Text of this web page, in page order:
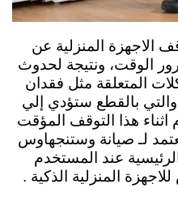
الاجهزة المنزلية عن
الوقت، ونتيجة لحدوث
المتعلقة مثل فقدان
والتي بالقطع ستؤدي إلي
هذا التوقف المؤقت
لـ صيانة وستنجهاوس
عند المستخدم
المنزلية الذكية .